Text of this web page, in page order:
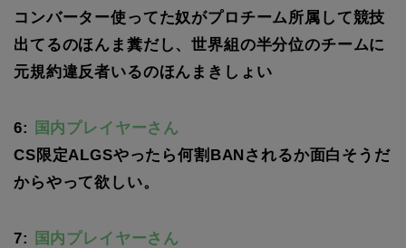
コンバーター使ってた奴がプロチーム所属して競技
出てるのほんま糞だし、世界組の半分位のチームに
元規約違反者いるのほんまきしょい
6:
国内プレイヤーさん
CS限定ALGSやったら何割BANされるか面白そうだ
からやって欲しい。
7:
国内プレイヤーさん